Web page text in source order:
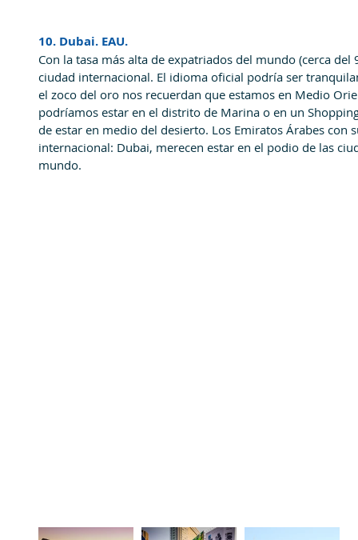
10. Dubai. EAU.
Con la tasa más alta de expatriados del mundo (cerca
ciudad internacional. El idioma oficial podría ser
el zoco del oro nos recuerdan que estamos en Medio
podríamos estar en el distrito de Marina o en un
de estar en medio del desierto. Los Emiratos Árabes con
internacional: Dubai, merecen estar en el podio de las
mundo.